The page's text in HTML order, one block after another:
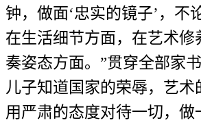
钟，做面‘忠实的镜子’，不
在生活细节方面，在艺术修
奏姿态方面。”贯穿全部家
儿子知道国家的荣辱，艺术
用严肃的态度对待一切，做